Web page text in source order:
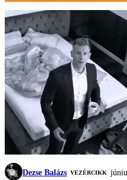
Dezse Balázs VEZÉRCIKK